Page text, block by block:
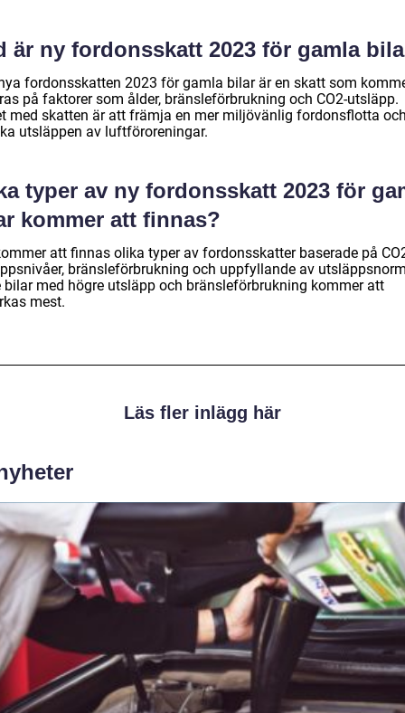
är ny fordonsskatt 2023 för gamla
fordonsskatten 2023 för gamla bilar är en skatt som
på faktorer som ålder, bränsleförbrukning och CO2-utsläpp.
med skatten är att främja en mer miljövänlig fordonsflotta
utsläppen av luftföroreningar.
typer av ny fordonsskatt 2023 för
kommer att finnas?
att finnas olika typer av fordonsskatter baserade på
bränsleförbrukning och uppfyllande av
bilar med högre utsläpp och bränsleförbrukning kommer att
mest.
Läs fler inlägg här